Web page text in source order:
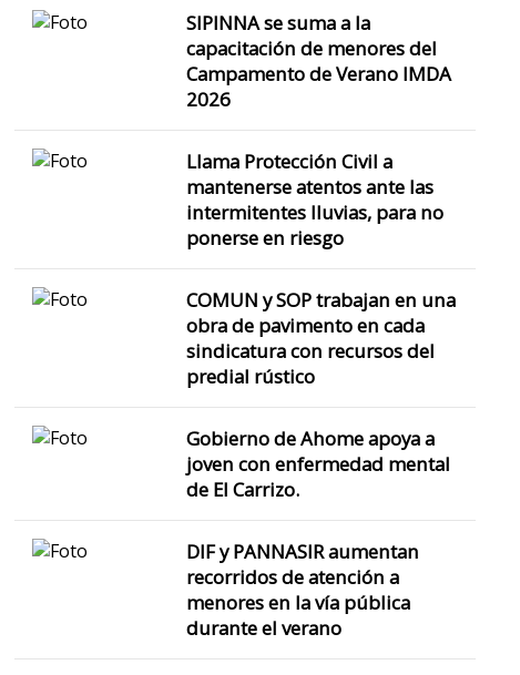
Gobierno de Ahome amplía
integral…
El Alcalde Antonio
reponen banquetas y
SIPINNA se suma a la
capacitación de menores del
Campamento de Verano IMDA
2026
Llama Protección Civil a
mantenerse atentos ante las
intermitentes lluvias, para no
ponerse en riesgo
COMUN y SOP trabajan en una
obra de pavimento en cada
sindicatura con recursos del
predial rústico
Gobierno de Ahome apoya a
joven con enfermedad mental
de El Carrizo.
DIF y PANNASIR aumentan
recorridos de atención a
menores en la vía pública
durante el verano